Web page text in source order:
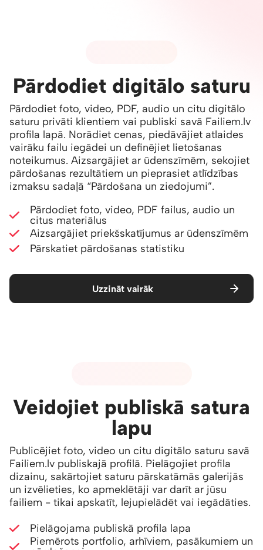
Pārdodiet digitālo saturu
Pārdodiet foto, video, PDF, audio un citu digitālo
saturu privāti klientiem vai publiski savā Failiem.lv
profila lapā. Norādiet cenas, piedāvājiet atlaides
vairāku failu iegādei un definējiet lietošanas
noteikumus. Aizsargājiet ar ūdenszīmēm, sekojiet
pārdošanas rezultātiem un pieprasiet atlīdzības
izmaksu sadaļā “Pārdošana un ziedojumi”.
Pārdodiet foto, video, PDF failus, audio un
citus materiālus
Aizsargājiet priekšskatījumus ar ūdenszīmēm
Pārskatiet pārdošanas statistiku
Uzzināt vairāk
Veidojiet publiskā satura
lapu
Publicējiet foto, video un citu digitālo saturu savā
Failiem.lv publiskajā profilā. Pielāgojiet profila
dizainu, sakārtojiet saturu pārskatāmās galerijās
un izvēlieties, ko apmeklētāji var darīt ar jūsu
failiem - tikai apskatīt, lejupielādēt vai iegādāties.
Pielāgojama publiskā profila lapa
Piemērots portfolio, arhīviem, pasākumiem un